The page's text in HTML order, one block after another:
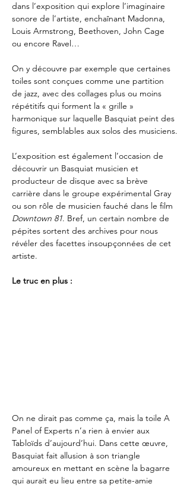
dans l’exposition qui explore l’imaginaire
sonore de l’artiste, enchaînant Madonna,
Louis Armstrong, Beethoven, John Cage
ou encore Ravel…
On y découvre par exemple que certaines
toiles sont conçues comme une partition
de jazz, avec des collages plus ou moins
répétitifs qui forment la « grille »
harmonique sur laquelle Basquiat peint des
figures, semblables aux solos des musiciens.
L’exposition est également l’occasion de
découvrir un Basquiat musicien et
producteur de disque avec sa brève
carrière dans le groupe expérimental Gray
ou son rôle de musicien fauché dans le film
Downtown 81. Bref, un certain nombre de
pépites sortent des archives pour nous
révéler des facettes insoupçonnées de cet
artiste.
Le truc en plus :
On ne dirait pas comme ça, mais la toile A
Panel of Experts n’a rien à envier aux
Tabloïds d’aujourd’hui. Dans cette œuvre,
Basquiat fait allusion à son triangle
amoureux en mettant en scène la bagarre
qui aurait eu lieu entre sa petite-amie